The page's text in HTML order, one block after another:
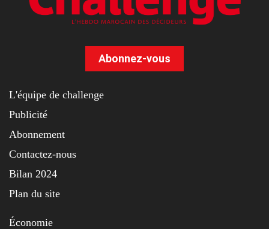
Abonnez-vous
L'équipe de challenge
Publicité
Abonnement
Contactez-nous
Bilan 2024
Plan du site
Économie